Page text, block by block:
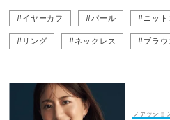
#イヤーカフ #パール #ニット
#リング #ネックレス #ブラウ
#甘コーデ #ダイヤモンド
ファッショ